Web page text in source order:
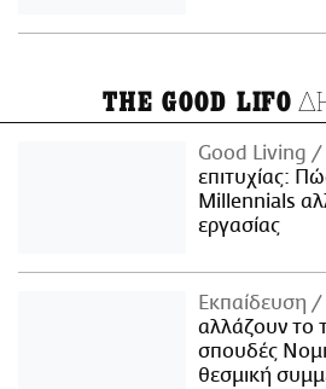
THE GOOD LIFO
Good Living
επιτυχίας:
Millennials
εργασίας
Εκπαίδευση
αλλάζουν το
σπουδές
θεσμική